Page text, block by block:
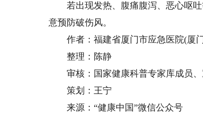
若出现发热、腹痛腹泻、恶心呕吐
意预防破伤风。
作者：福建省厦门市应急医院(厦
整理：陈静
审核：国家健康科普专家库成员、
策划：王宁
来源：“健康中国”微信公众号